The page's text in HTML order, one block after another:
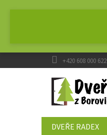
+420 608 000 622
DVEŘE RADEX